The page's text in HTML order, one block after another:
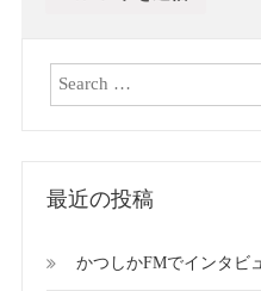
最近の投稿
かつしかFMでインタビ